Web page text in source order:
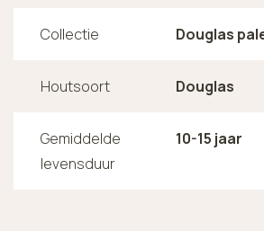
Collectie Douglas
Houtsoort Douglas
Gemiddelde
levensduur
10-15 jaar